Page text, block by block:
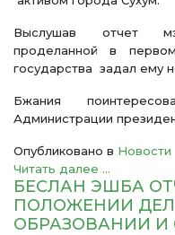
Выслушав отчет
проделанной в
государства задал ему
Бжания
Администрации
Опубликовано в Новости
Читать далее ...
БЕСЛАН ЭШБА
ПОЛОЖЕНИИ
ОБРАЗОВАНИИ